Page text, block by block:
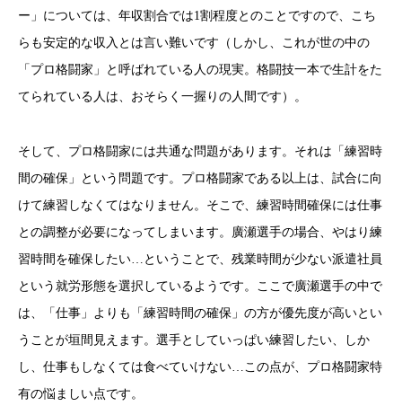
ー」については、年収割合では1割程度とのことですので、こち
らも安定的な収入とは言い難いです（しかし、これが世の中の
「プロ格闘家」と呼ばれている人の現実。格闘技一本で生計をた
てられている人は、おそらく一握りの人間です）。
そして、プロ格闘家には共通な問題があります。それは「練習時
間の確保」という問題です。プロ格闘家である以上は、試合に向
けて練習しなくてはなりません。そこで、練習時間確保には仕事
との調整が必要になってしまいます。廣瀬選手の場合、やはり練
習時間を確保したい…ということで、残業時間が少ない派遣社員
という就労形態を選択しているようです。ここで廣瀬選手の中で
は、「仕事」よりも「練習時間の確保」の方が優先度が高いとい
うことが垣間見えます。選手としていっぱい練習したい、しか
し、仕事もしなくては食べていけない…この点が、プロ格闘家特
有の悩ましい点です。